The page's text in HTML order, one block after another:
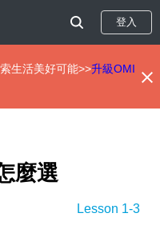
登入
生活美好可能>>升級OMI
麼選
Lesson 1-3